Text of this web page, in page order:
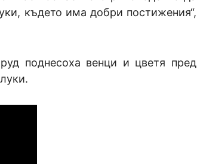
където има добри постижения“,
поднесоха венци и цветя пред